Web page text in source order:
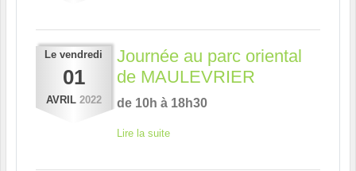
Le vendredi
01
AVRIL 2022
Journée au parc oriental
de MAULEVRIER
de 10h à 18h30
Lire la suite